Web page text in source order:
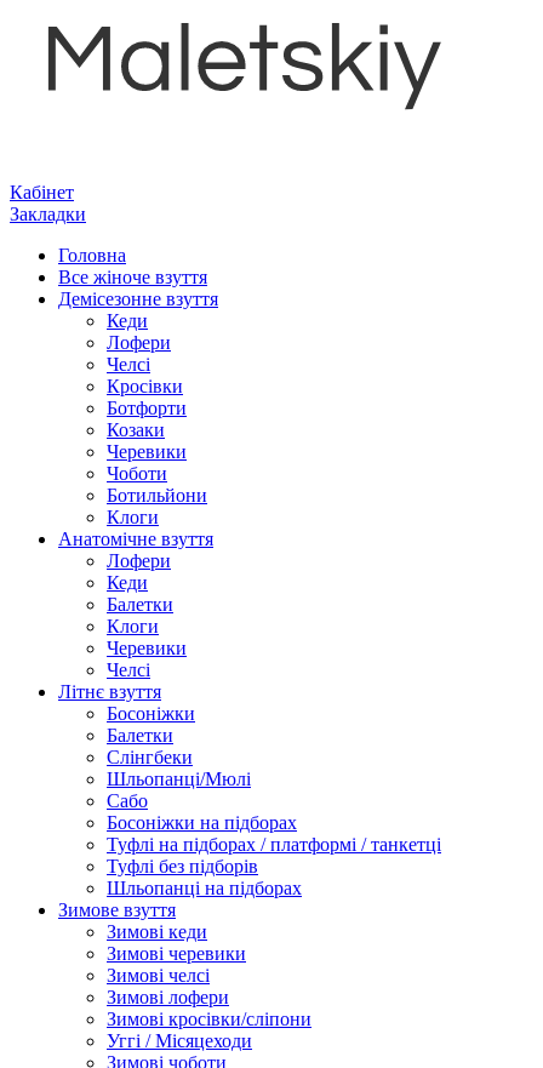
Кабінет
Закладки
Головна
Все жіноче взуття
Демісезонне взуття
Кеди
Лофери
Челсі
Кросівки
Ботфорти
Козаки
Черевики
Чоботи
Ботильйони
Клоги
Анатомічне взуття
Лофери
Кеди
Балетки
Клоги
Черевики
Челсі
Літнє взуття
Босоніжки
Балетки
Слінгбеки
Шльопанці/Мюлі
Сабо
Босоніжки на підборах
Туфлі на підборах / платформі / танкетці
Туфлі без підборів
Шльопанці на підборах
Зимове взуття
Зимові кеди
Зимові черевики
Зимові челсі
Зимові лофери
Зимові кросівки/сліпони
Уггі / Місяцеходи
Зимові чоботи